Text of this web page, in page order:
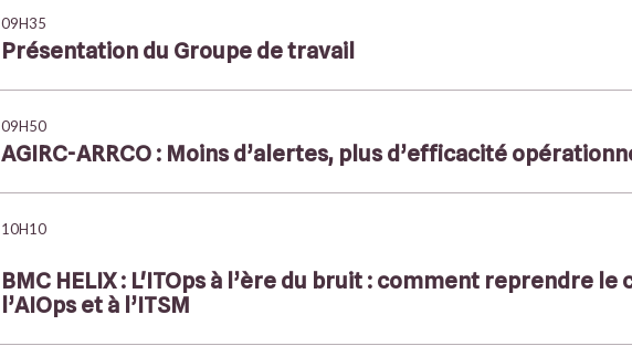
09H35
Présentation du Groupe de travail
09H50
AGIRC-ARRCO : Moins d’alertes, plus d’efficacité
10H10
BMC HELIX : L'ITOps à l’ère du bruit : comment reprendre
l’AIOps et à l’ITSM